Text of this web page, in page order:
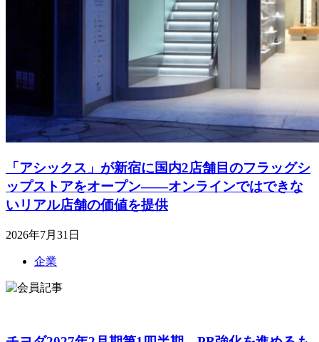
「アシックス」が新宿に国内2店舗目のフラッグシ
ップストアをオープン――オンラインではできな
いリアル店舗の価値を提供
2026年7月31日
企業